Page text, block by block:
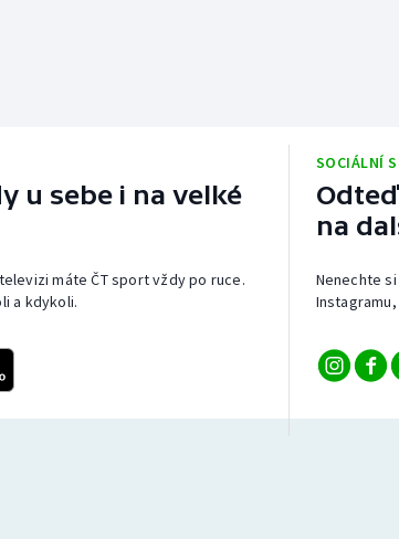
u sebe i na velké
máte ČT sport vždy po ruce.
a kdykoli.
SOCIÁLNÍ
na
Nenechte